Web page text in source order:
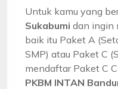
Untuk kamu yang
Sukabumi dan ingin
baik itu Paket A
SMP) atau Paket C
mendaftar Paket C
PKBM INTAN